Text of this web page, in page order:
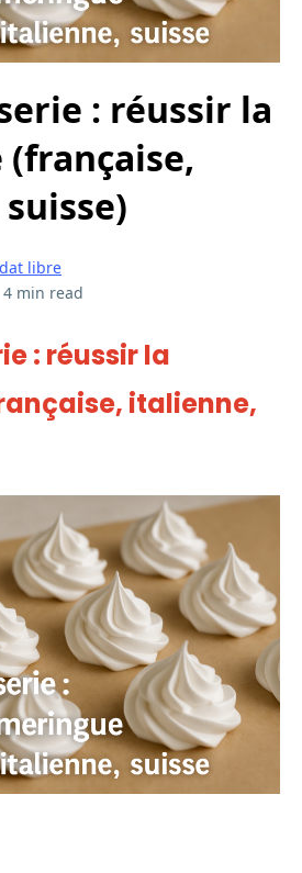
: réussir la
libre
4 min read
: réussir la
italienne,